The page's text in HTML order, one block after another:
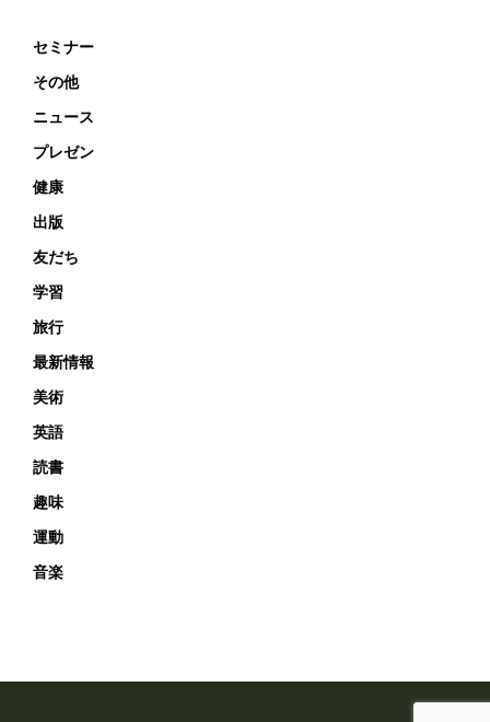
セミナー
その他
ニュース
プレゼン
健康
出版
友だち
学習
旅行
最新情報
美術
英語
読書
趣味
運動
音楽